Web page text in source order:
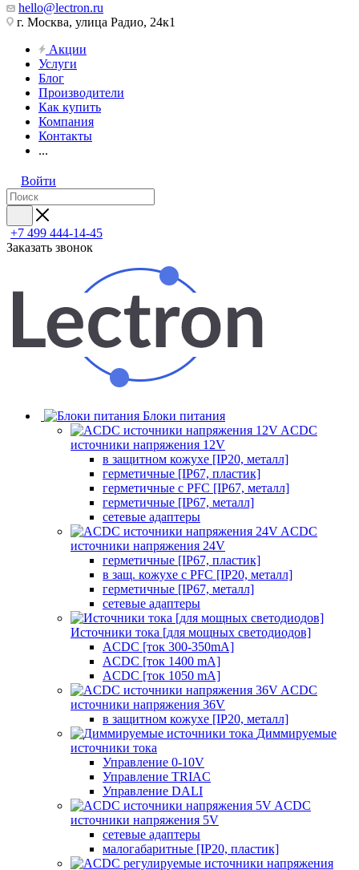
hello@lectron.ru
г. Москва, улица Радио, 24к1
Акции
Услуги
Блог
Производители
Как купить
Компания
Контакты
...
Войти
+7 499 444-14-45
Заказать звонок
Блоки питания
ACDC
источники напряжения 12V
в защитном кожухе [IP20, металл]
герметичные [IP67, пластик]
герметичные с PFC [IP67, металл]
герметичные [IP67, металл]
сетевые адаптеры
ACDC
источники напряжения 24V
герметичные [IP67, пластик]
в защ. кожухе с PFC [IP20, металл]
герметичные [IP67, металл]
сетевые адаптеры
Источники тока [для мощных светодиодов]
ACDC [ток 300-350mA]
ACDC [ток 1400 mA]
ACDC [ток 1050 mA]
ACDC
источники напряжения 36V
в защитном кожухе [IP20, металл]
Диммируемые
источники тока
Управление 0-10V
Управление TRIAC
Управление DALI
ACDC
источники напряжения 5V
сетевые адаптеры
малогабаритные [IP20, пластик]